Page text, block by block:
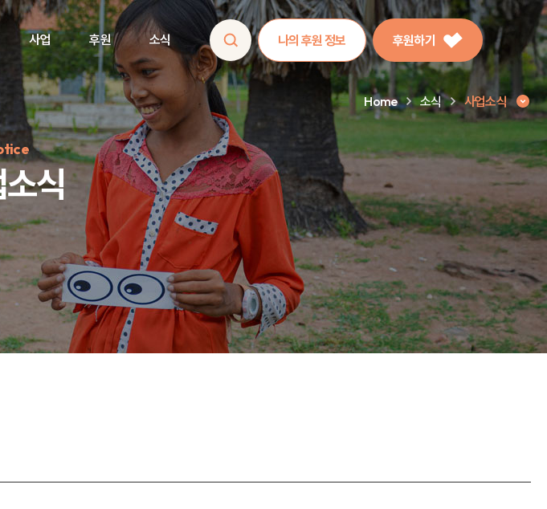
사업 후원 소식 나의 후원 정보 후원하기
#팬덤후원
Home 소식 사업소식
식